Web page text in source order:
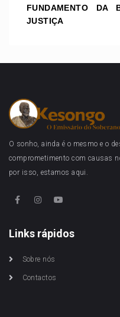
FUNDAMENTO DA
JUSTIÇA
O sonho, ainda é o mesmo e o
comprometimento com causas
por isso, estamos aqui.
Links rápidos
Sobre nós
Contactos